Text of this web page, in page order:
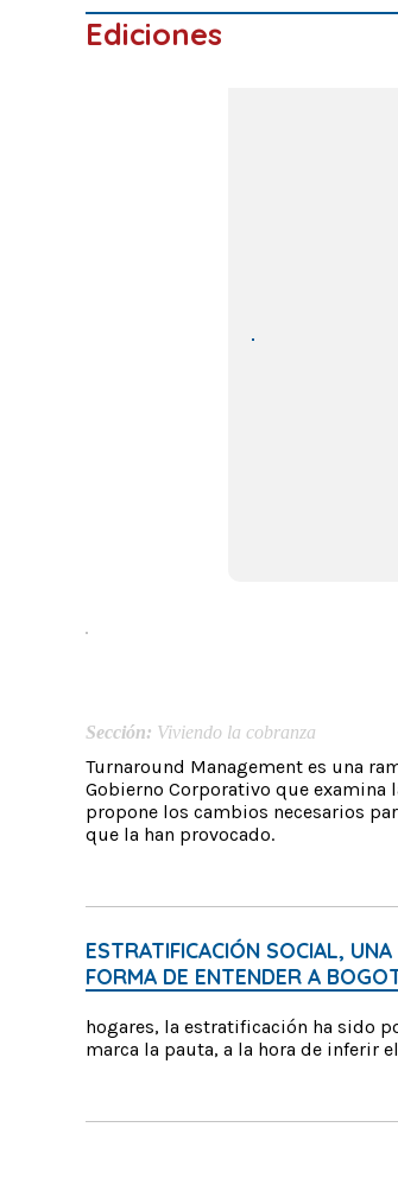
Ediciones
Sección: Viviendo la cobranza
Turnaround Management es una
Gobierno Corporativo que examina
propone los cambios necesarios
que la han provocado.
ESTRATIFICACIÓN SOCIAL, UNA
FORMA DE ENTENDER A
hogares, la estratificación ha sido
marca la pauta, a la hora de inferir